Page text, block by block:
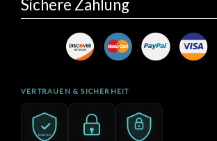
Sichere Zahlung
VERTRAUEN & SICHERHEIT
DSGVO